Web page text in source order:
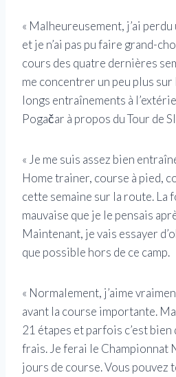
« Malheureusement, j’ai
et je n’ai pas pu faire grand-
cours des quatre dernières
me concentrer un peu plus
longs entraînements à
Pogačar à propos du Tour de
« Je me suis assez bien
Home trainer, course à pied,
cette semaine sur la route. La
mauvaise que je le pensais
Maintenant, je vais essayer
que possible hors de ce camp.
« Normalement, j’aime
avant la course importante.
21 étapes et parfois c’est bien
frais. Je ferai le Championnat
jours de course. Vous pouvez